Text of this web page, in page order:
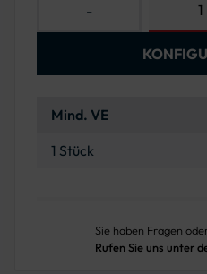
-
Mind. VE
1 Stück
Sie haben Fragen
Rufen Sie uns unter